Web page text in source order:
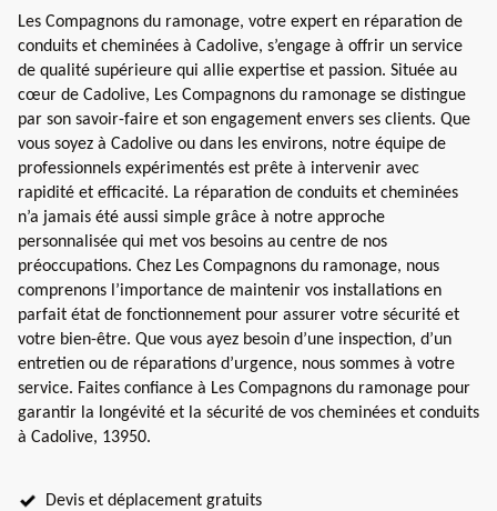
Les Compagnons du ramonage, votre expert en réparation de
conduits et cheminées à Cadolive, s’engage à offrir un service
de qualité supérieure qui allie expertise et passion. Située au
cœur de Cadolive, Les Compagnons du ramonage se distingue
par son savoir-faire et son engagement envers ses clients. Que
vous soyez à Cadolive ou dans les environs, notre équipe de
professionnels expérimentés est prête à intervenir avec
rapidité et efficacité. La réparation de conduits et cheminées
n’a jamais été aussi simple grâce à notre approche
personnalisée qui met vos besoins au centre de nos
préoccupations. Chez Les Compagnons du ramonage, nous
comprenons l’importance de maintenir vos installations en
parfait état de fonctionnement pour assurer votre sécurité et
votre bien-être. Que vous ayez besoin d’une inspection, d’un
entretien ou de réparations d’urgence, nous sommes à votre
service. Faites confiance à Les Compagnons du ramonage pour
garantir la longévité et la sécurité de vos cheminées et conduits
à Cadolive, 13950.
Devis et déplacement gratuits